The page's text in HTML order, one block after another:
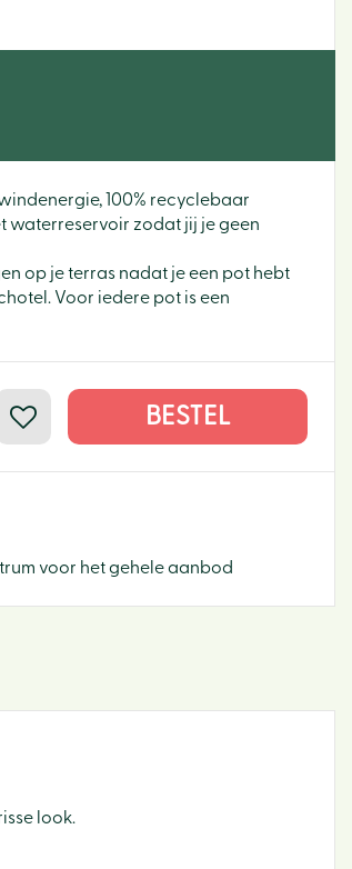
100% recyclebaar
waterreservoir zodat jij je geen
op je terras nadat je een pot hebt
Voor iedere pot is een
voor het gehele aanbod
look.